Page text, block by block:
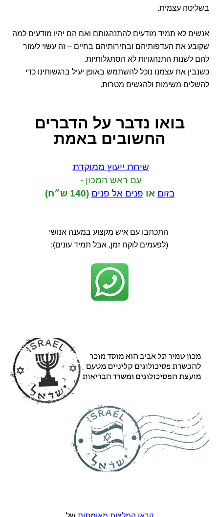
בשליטה עצמית.
אנשים לא תמיד מודעים להתנהגותם ואם הם יהיו מודעים למה
שקובע את העדפותיהם ובחירותיהם בחיים – זה עשוי לעזור
להם לשנות התנהגויות לא הסתגלותיות.
כשנבין את עצמנו נוכל להשתמש באופן יעיל ברגשותינו כדי
להשלים משימות ולהגשים מטרות.
בואו נדבר על הדברים
החשובים באמת
שיחת ייעוץ ממוקדת
עם ראש המכון -
בזום או פנים אל פנים (140 ש״ח)
התכתבו עם איש מקצוע במענה אנושי
(לפעמים לוקח זמן, אבל תמיד עונים):